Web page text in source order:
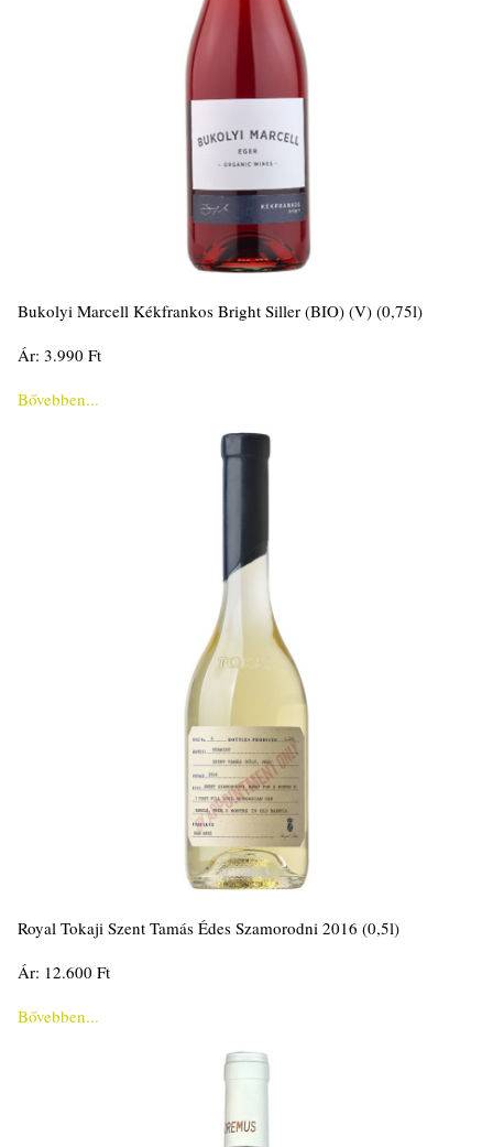
Bukolyi Marcell Kékfrankos Bright Siller (BIO) (V) (0,75l)
Ár: 3.990 Ft
Bővebben...
Royal Tokaji Szent Tamás Édes Szamorodni 2016 (0,5l)
Ár: 12.600 Ft
Bővebben...